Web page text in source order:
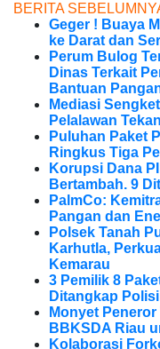
BERITA
Geger ! Buaya
ke Darat dan
Perum Bulog
Dinas Terkait
Bantuan
Mediasi
Pelalawan
Puluhan Paket
Ringkus Tiga
Korupsi Dana
Bertambah. 9
PalmCo:
Pangan dan
Polsek Tanah
Karhutla,
Kemarau
3 Pemilik 8
Ditangkap Polisi
Monyet
BBKSDA Riau
Kolaborasi